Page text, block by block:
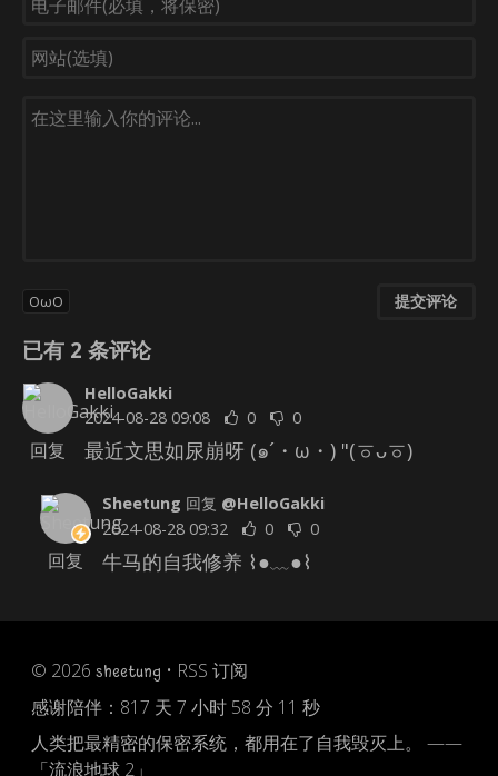
OωO 提交评论
已有 2 条评论
HelloGakki
2024-08-28 09:08
0 0
最近文思如尿崩呀 (๑´・ω・) "(ㆆᴗㆆ)
回复
Sheetung 回复 @HelloGakki
2024-08-28 09:32
0 0
牛马的自我修养 ⌇●﹏●⌇
回复
© 2026 sheetung • RSS 订阅
感谢陪伴： 817 天 7 小时 58 分 11 秒
人类把最精密的保密系统，都用在了自我毁灭上。 ——
「流浪地球 2」